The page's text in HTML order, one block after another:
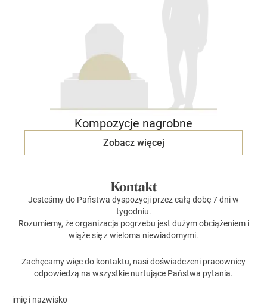
Kompozycje nagrobne
Zobacz więcej
Kontakt
Jesteśmy do Państwa dyspozycji przez całą dobę 7 dni w
tygodniu.
Rozumiemy, że organizacja pogrzebu jest dużym obciążeniem i
wiąże się z wieloma niewiadomymi.
Zachęcamy więc do kontaktu, nasi doświadczeni pracownicy
odpowiedzą na wszystkie nurtujące Państwa pytania.
imię i nazwisko